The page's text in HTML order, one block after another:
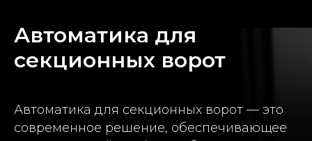
Автоматика для
секционных ворот
Автоматика для секционных ворот — это
современное решение, обеспечивающее